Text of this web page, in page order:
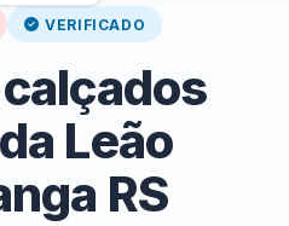
VERIFICADO
calçados
Leão
RS